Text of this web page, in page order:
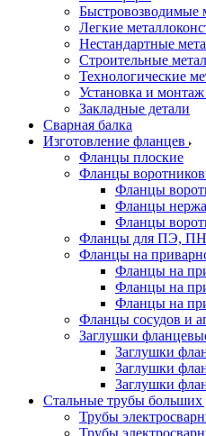
Быстровозводимые
Легкие
Нестандартные
Строительные
Технологические
Установка и
Закладные детали
Сварная балка
Изготовление фланцев
Фланцы плоские
Фланцы
Фланцы
Фланцы
Фланцы
Фланцы для ПЭ,
Фланцы на
Фланцы на
Фланцы на
Фланцы на
Фланцы сосудов и
Заглушки
Заглушки
Заглушки
Заглушки
Стальные трубы больших
Трубы
Трубы